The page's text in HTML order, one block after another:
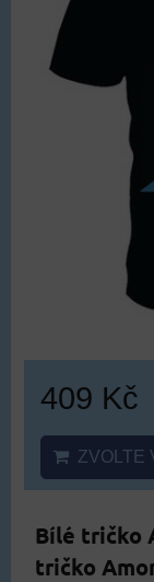
409 Kč
ZVOLTE
Bílé tričko
tričko